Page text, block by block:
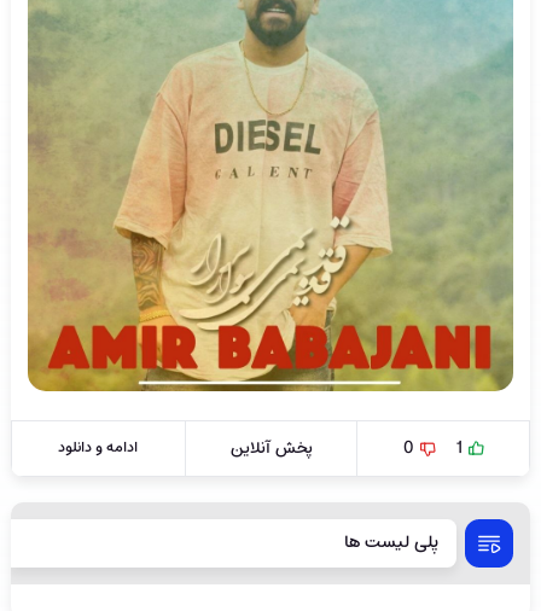
1
0 پخش آنلاین ادامه و دانلود
پلی لیست ها